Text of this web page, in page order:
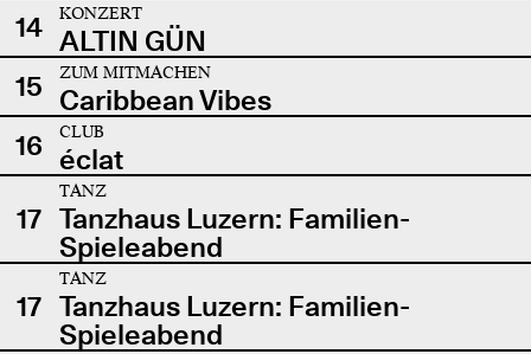
14
KONZERT
ALTIN GÜN
15
ZUM MITMACHEN
Caribbean Vibes
16
CLUB
éclat
17
TANZ
Tanzhaus Luzern: Familien-
Spieleabend
17
TANZ
Tanzhaus Luzern: Familien-
Spieleabend